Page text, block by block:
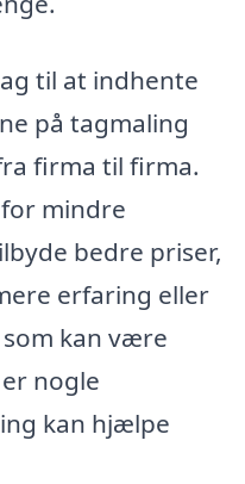
til at indhente
på tagmaling
firma til firma.
mindre
bedre priser,
erfaring eller
kan være
nogle
kan hjælpe